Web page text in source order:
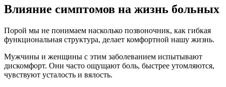
Влияние симптомов на жизнь больных
Порой мы не понимаем насколько позвоночник, как гибкая
функциональная структура, делает комфортной нашу жизнь.
Мужчины и женщины с этим заболеванием испытывают
дискомфорт. Они часто ощущают боль, быстрее утомляются,
чувствуют усталость и вялость.